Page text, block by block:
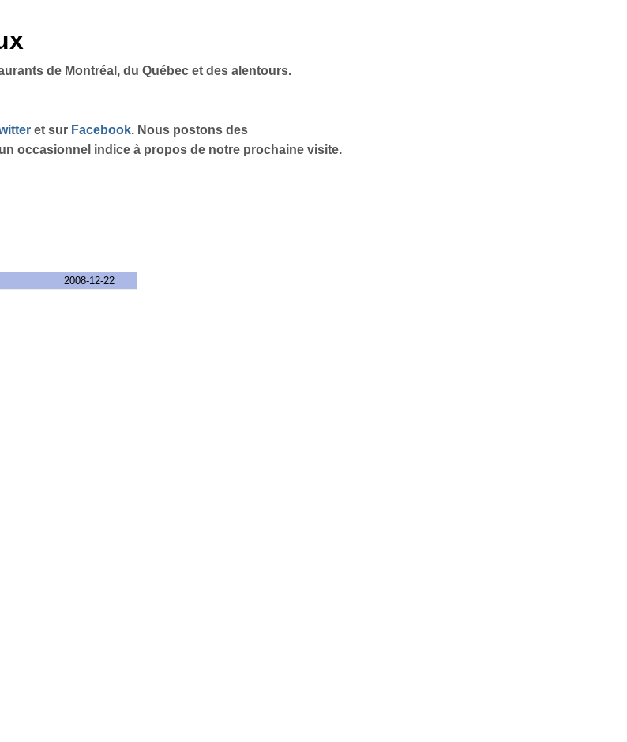
de Montréal, du Québec et des alentours.
et sur Facebook. Nous postons des
occasionnel indice à propos de notre prochaine visite.
2008-12-22